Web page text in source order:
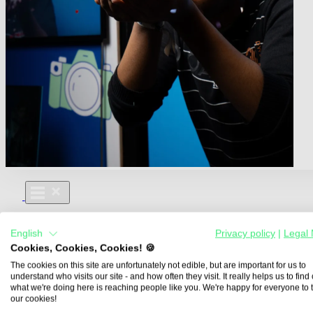
Aus- und Weiterbildungen
Für Lehre & Ausbildung
Media For You
Über Uns
English Privacy policy
Legal
Cookies, Cookies, Cookies! 🍪
The cookies on this site are unfortunately not edible, but are important for us to
understand who visits our site - and how often they visit. It really helps us to find
what we're doing here is reaching people like you. We're happy for everyone to
our cookies!